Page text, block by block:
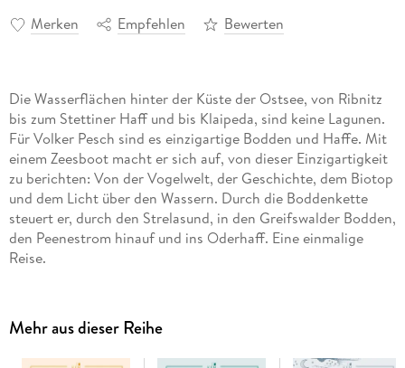
Merken Empfehlen Bewerten
Die Wasserflächen hinter der Küste der Ostsee, von Ribnitz
bis zum Stettiner Haff und bis Klaipeda, sind keine Lagunen.
Für Volker Pesch sind es einzigartige Bodden und Haffe. Mit
einem Zeesboot macht er sich auf, von dieser Einzigartigkeit
zu berichten: Von der Vogelwelt, der Geschichte, dem Biotop
und dem Licht über den Wassern. Durch die Boddenkette
steuert er, durch den Strelasund, in den Greifswalder Bodden,
den Peenestrom hinauf und ins Oderhaff. Eine einmalige
Reise.
Mehr aus dieser Reihe